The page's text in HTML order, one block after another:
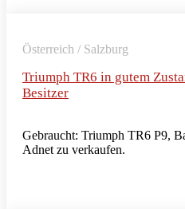
Österreich / Salzburg
Triumph TR6 in gutem
Besitzer
Gebraucht: Triumph TR6 P9,
Adnet zu verkaufen.